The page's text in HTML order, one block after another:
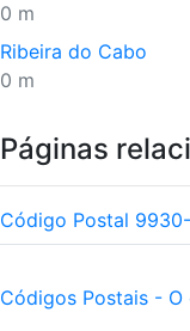
0 m
Ribeira do Cabo
0 m
Páginas
Código Postal
Códigos Postais - O